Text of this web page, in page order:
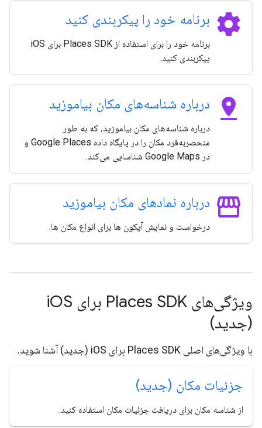
settings برنامه خود را پیکربندی کنید
برنامه خود را برای استفاده از Places SDK برای iOS
پیکربندی کنید.
pin_drop درباره شناسه‌های مکان بیاموزید
درباره شناسه‌های مکان بیاموزید، که به طور
منحصربه‌فرد مکان را در پایگاه داده Google Places و
در Google Maps شناسایی می‌کند.
storefront درباره نمادهای مکان بیاموزید
درخواست و نمایش آیکون ها برای انواع مکان ها.
ویژگی‌های Places SDK برای i
OS
(جدید)
با ویژگی‌های اصلی Places SDK برای iOS (جدید) آشنا شوید.
جزئیات مکان (جدید)
از شناسه مکان برای دریافت جزئیات مکان استفاده کنید.